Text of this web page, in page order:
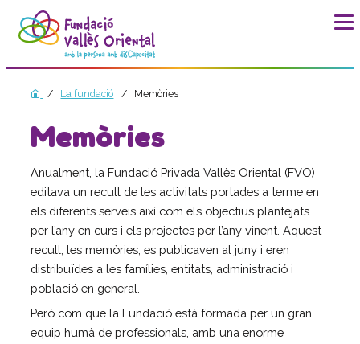
La fundació
Missió, visió i valors
Model de qualitat
Revista Batec
Memòries
Documents
Transparència
Carta de serveis
Pla estratègic
La fundació Memòries
Memòries
Anualment, la Fundació Privada Vallès Oriental (FVO)
editava un recull de les activitats portades a terme en
els diferents serveis així com els objectius plantejats
per l’any en curs i els projectes per l’any vinent. Aquest
recull, les memòries, es publicaven al juny i eren
distribuïdes a les famílies, entitats, administració i
població en general.
Però com que la Fundació està formada per un gran
equip humà de professionals, amb una enorme